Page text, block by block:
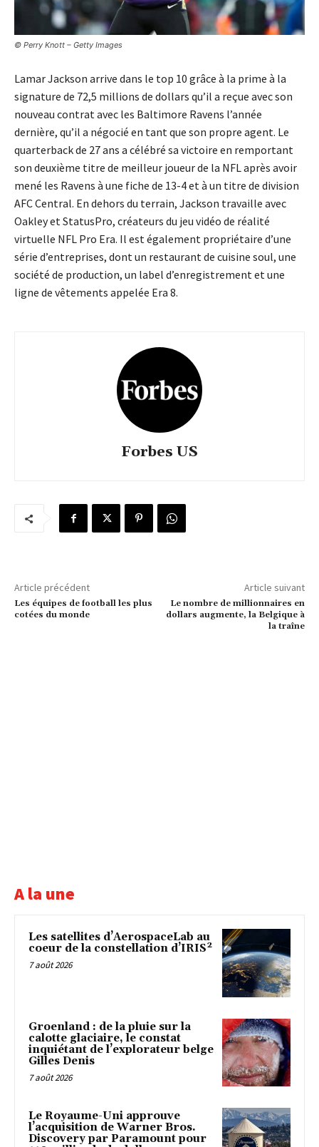
© Perry Knott – Getty Images
Lamar Jackson arrive dans le top 10 grâce à la prime à la
signature de 72,5 millions de dollars qu’il a reçue avec son
nouveau contrat avec les Baltimore Ravens l’année
dernière, qu’il a négocié en tant que son propre agent. Le
quarterback de 27 ans a célébré sa victoire en remportant
son deuxième titre de meilleur joueur de la NFL après avoir
mené les Ravens à une fiche de 13-4 et à un titre de division
AFC Central. En dehors du terrain, Jackson travaille avec
Oakley et StatusPro, créateurs du jeu vidéo de réalité
virtuelle NFL Pro Era. Il est également propriétaire d’une
série d’entreprises, dont un restaurant de cuisine soul, une
société de production, un label d’enregistrement et une
ligne de vêtements appelée Era 8.
Forbes US
Article précédent
Les équipes de football les plus
cotées du monde
Article suivant
Le nombre de millionnaires en
dollars augmente, la Belgique à
la traîne
A la une
Les satellites d’AerospaceLab au
coeur de la constellation d’IRIS²
7 août 2026
Groenland : de la pluie sur la
calotte glaciaire, le constat
inquiétant de l’explorateur belge
Gilles Denis
7 août 2026
Le Royaume-Uni approuve
l’acquisition de Warner Bros.
Discovery par Paramount pour